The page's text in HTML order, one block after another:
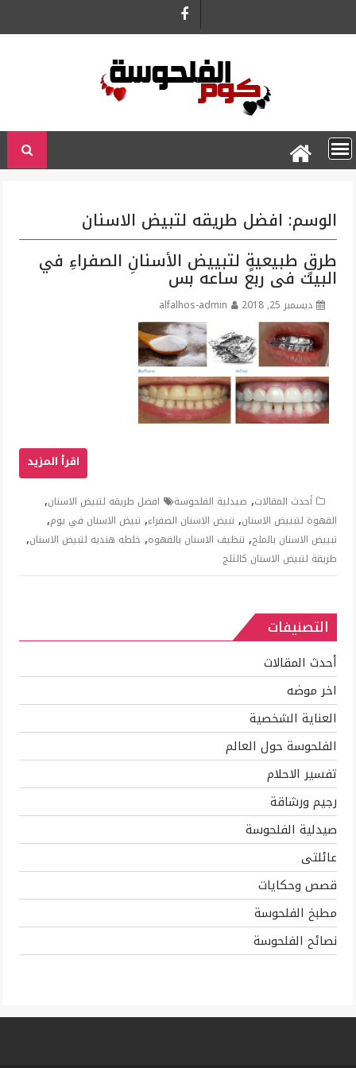
الوسم: افضل طريقه لتبيض الاسنان
طرقٍ طبيعيةٍ لتبييض الأسنانِ الصفراءِ في
البيت فى ربع ساعه بس
ديسمبر 25, 2018 alfalhos-admin
أحدث المقالات, صيدلية الفلحوسة افضل طريقه لتبيض الاسنان,
القهوة لتبييض الاسنان, تبيض الاسنان الصفراء, تبيض الاسنان في يوم,
تبييض الاسنان بالملح, تنظيف الاسنان بالقهوه, خلطه هنديه لتبيض الاسنان,
طريقة لتبيض الاسنان كالثلج
التصنيفات
أحدث المقالات
اخر موضه
العناية الشخصية
الفلحوسة حول العالم
تفسير الاحلام
رجيم ورشاقة
صيدلية الفلحوسة
عائلتى
قصص وحكايات
مطبخ الفلحوسة
نصائح الفلحوسة